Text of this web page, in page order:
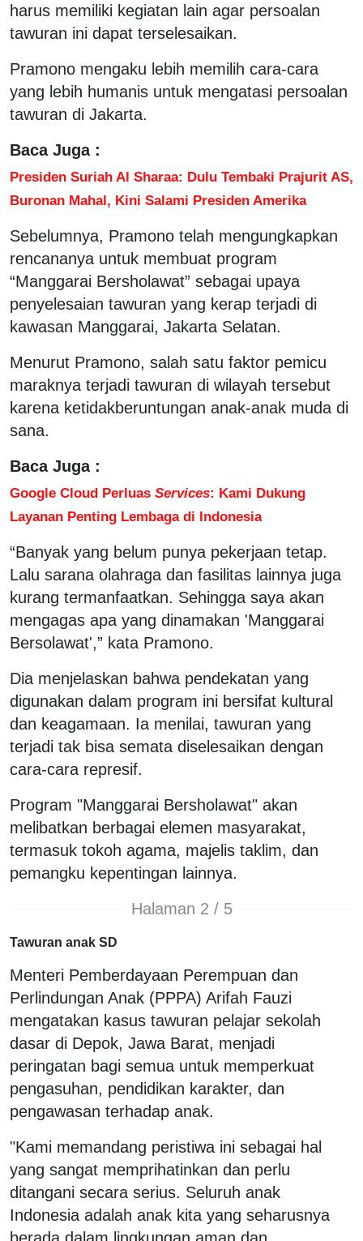
harus memiliki kegiatan lain agar persoalan
tawuran ini dapat terselesaikan.
Pramono mengaku lebih memilih cara-cara
yang lebih humanis untuk mengatasi persoalan
tawuran di Jakarta.
Baca Juga :
Presiden Suriah Al Sharaa: Dulu Tembaki Prajurit AS,
Buronan Mahal, Kini Salami Presiden Amerika
Sebelumnya, Pramono telah mengungkapkan
rencananya untuk membuat program
“Manggarai Bersholawat” sebagai upaya
penyelesaian tawuran yang kerap terjadi di
kawasan Manggarai, Jakarta Selatan.
Menurut Pramono, salah satu faktor pemicu
maraknya terjadi tawuran di wilayah tersebut
karena ketidakberuntungan anak-anak muda di
sana.
Baca Juga :
Google Cloud Perluas Services: Kami Dukung
Layanan Penting Lembaga di Indonesia
“Banyak yang belum punya pekerjaan tetap.
Lalu sarana olahraga dan fasilitas lainnya juga
kurang termanfaatkan. Sehingga saya akan
mengagas apa yang dinamakan 'Manggarai
Bersolawat',” kata Pramono.
Dia menjelaskan bahwa pendekatan yang
digunakan dalam program ini bersifat kultural
dan keagamaan. Ia menilai, tawuran yang
terjadi tak bisa semata diselesaikan dengan
cara-cara represif.
Program "Manggarai Bersholawat" akan
melibatkan berbagai elemen masyarakat,
termasuk tokoh agama, majelis taklim, dan
pemangku kepentingan lainnya.
Halaman 2 / 5
Tawuran anak SD
Menteri Pemberdayaan Perempuan dan
Perlindungan Anak (PPPA) Arifah Fauzi
mengatakan kasus tawuran pelajar sekolah
dasar di Depok, Jawa Barat, menjadi
peringatan bagi semua untuk memperkuat
pengasuhan, pendidikan karakter, dan
pengawasan terhadap anak.
"Kami memandang peristiwa ini sebagai hal
yang sangat memprihatinkan dan perlu
ditangani secara serius. Seluruh anak
Indonesia adalah anak kita yang seharusnya